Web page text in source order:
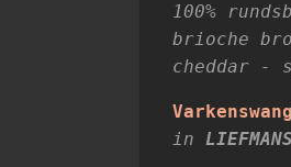
100%
brioche
cheddar -
in